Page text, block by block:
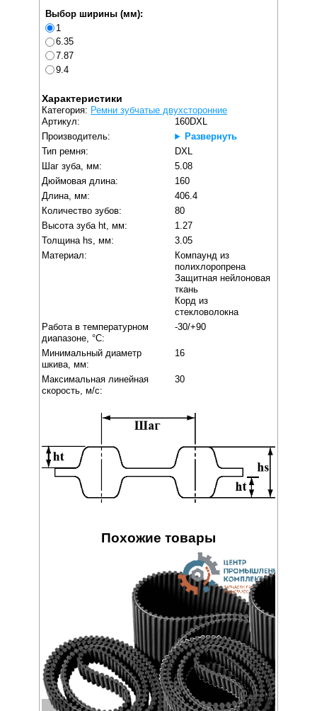
Выбор ширины (мм):
1
6.35
7.87
9.4
Характеристики
Категория: Ремни зубчатые двухсторонние
Артикул:
160DXL
Производитель:
Развернуть
Тип ремня:
DXL
Шаг зуба, мм:
5.08
Дюймовая длина:
160
Длина, мм:
406.4
Количество зубов:
80
Высота зуба ht, мм:
1.27
Толщина hs, мм:
3.05
Материал:
Компаунд из
полихлоропрена
Защитная нейлоновая
ткань
Корд из
стекловолокна
Работа в температурном
диапазоне, °C:
-30/+90
Минимальный диаметр
шкива, мм:
16
Максимальная линейная
скорость, м/с:
30
Похожие товары